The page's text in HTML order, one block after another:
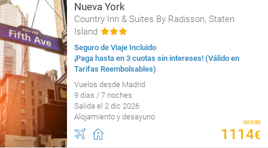
Nueva York
Country Inn & Suites By Radisson, Staten
Island
Seguro de Viaje Incluido
¡Paga hasta en 3 cuotas sin intereses! (Válido en
Tarifas Reembolsables)
Vuelos desde Madrid
9 días / 7 noches
Salida el 2 dic 2026
Alojamiento y desayuno
desde
1114€